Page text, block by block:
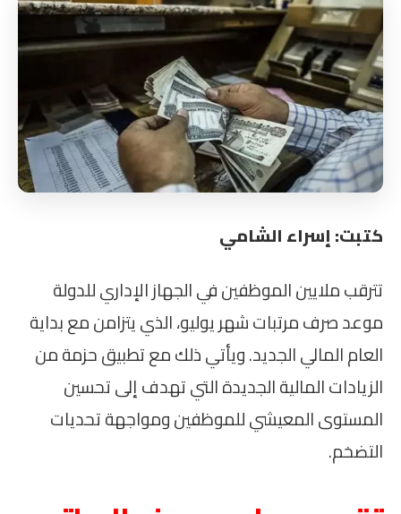
كتبت: إسراء الشامي
تترقب ملايين الموظفين في الجهاز الإداري للدولة
موعد صرف مرتبات شهر يوليو، الذي يتزامن مع بداية
العام المالي الجديد. ويأتي ذلك مع تطبيق حزمة من
الزيادات المالية الجديدة التي تهدف إلى تحسين
المستوى المعيشي للموظفين ومواجهة تحديات
التضخم.